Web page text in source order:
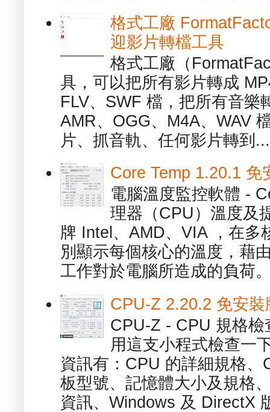
格式工廠
迎影片轉檔工具
格式工廠（
具，可以把所有影片轉成
FLV、SWF 檔，把所有音樂
AMR、OGG、M4A、WAV
片、抓音軌、任何影片轉到...
Core Temp 1.20.1 免
電腦溫度監控軟體 -
理器（CPU）溫度及
牌 Intel、AMD、VIA ，在多
別顯示每個核心的溫度，藉
工作對於電腦所造成的負荷
CPU-Z 2.20.2 免安
CPU-Z - CPU 規格
用這支小程式檢查一
資訊有：CPU 的詳細規格
板型號、記憶體大小及規格
資訊、Windows 及 DirectX